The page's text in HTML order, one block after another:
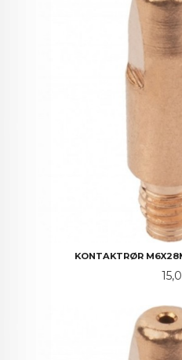
KONTAKTRØR
Pris